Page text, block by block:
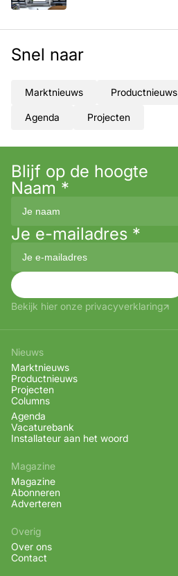
Snel naar
Marktnieuws Productnieuws
Agenda Projecten
Blijf op de hoogte
Naam *
Je e-mailadres *
Bekijk hier onze privacyverklaring
Nieuws
Marktnieuws
Productnieuws
Projecten
Columns
Agenda
Vacaturebank
Installateur aan het woord
Magazine
Magazine
Abonneren
Adverteren
Overig
Over ons
Contact